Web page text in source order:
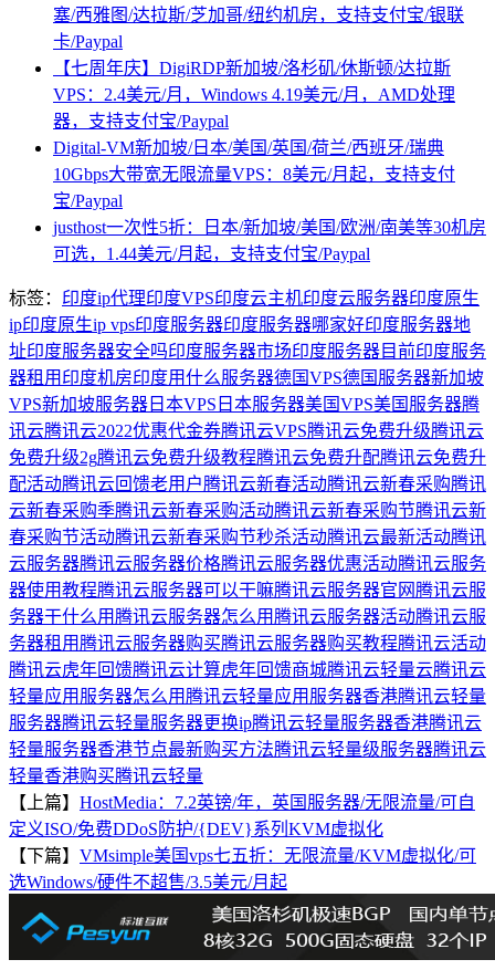
塞/西雅图/达拉斯/芝加哥/纽约机房，支持支付宝/银联
卡/Paypal
【七周年庆】DigiRDP新加坡/洛杉矶/休斯顿/达拉斯
VPS：2.4美元/月，Windows 4.19美元/月，AMD处理
器，支持支付宝/Paypal
Digital-VM新加坡/日本/美国/英国/荷兰/西班牙/瑞典
10Gbps大带宽无限流量VPS：8美元/月起，支持支付
宝/Paypal
justhost一次性5折：日本/新加坡/美国/欧洲/南美等30机房
可选，1.44美元/月起，支持支付宝/Paypal
标签： 印度ip代理印度VPS印度云主机印度云服务器印度原生
ip印度原生ip vps印度服务器印度服务器哪家好印度服务器地
址印度服务器安全吗印度服务器市场印度服务器目前印度服务
器租用 印度机房印度用什么服务器德国VPS德国服务器新加坡
VPS新加坡服务器 日本VPS 日本服务器美国VPS美国服务器腾
讯云腾讯云2022优惠代金券腾讯云VPS腾讯云免费升级腾讯云
免费升级2g腾讯云免费升级教程腾讯云免费升配腾讯云免费升
配活动腾讯云回馈老用户腾讯云新春活动腾讯云新春采购腾讯
云新春采购季腾讯云新春采购活动腾讯云新春采购节腾讯云新
春采购节活动腾讯云新春采购节秒杀活动腾讯云最新活动腾讯
云服务器腾讯云服务器价格腾讯云服务器优惠活动腾讯云服务
器使用教程腾讯云服务器可以干嘛腾讯云服务器官网 腾讯云服
务器干什么用 腾讯云服务器怎么用 腾讯云服务器活动腾讯云服
务器租用 腾讯云服务器购买腾讯云服务器购买教程腾讯云活动
腾讯云虎年回馈腾讯云计算虎年回馈商城腾讯云轻量云腾讯云
轻量应用服务器怎么用 腾讯云轻量应用服务器香港腾讯云轻量
服务器腾讯云轻量服务器更换ip腾讯云轻量服务器香港腾讯云
轻量服务器香港节点最新购买方法腾讯云轻量级服务器腾讯云
轻量香港购买腾讯云轻量
【上篇】 HostMedia：7.2英镑/年，英国服务器/无限流量/可自
定义ISO/免费DDoS防护/{DEV}系列KVM虚拟化
【下篇】 VMsimple美国vps七五折：无限流量/KVM虚拟化/可
选Windows/硬件不超售/3.5美元/月起